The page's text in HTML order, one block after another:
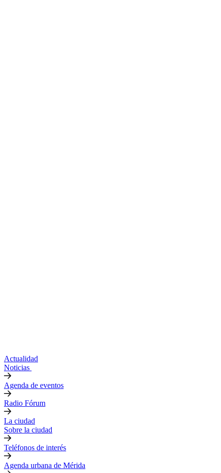
Actualidad
Noticias
Agenda de eventos
Radio Fórum
La ciudad
Sobre la ciudad
Teléfonos de interés
Agenda urbana de Mérida